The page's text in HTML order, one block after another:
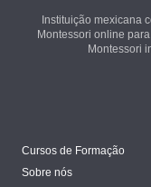
Instituição mexicana
Montessori online
Montessori
Cursos de Formação
Sobre nós